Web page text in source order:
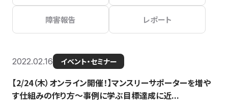
障害報告 レポート
2022.02.16 イベント・セミナー
【2/24（木）オンライン開催！】マンスリーサポーターを増や
す仕組みの作り方〜事例に学ぶ目標達成に近...